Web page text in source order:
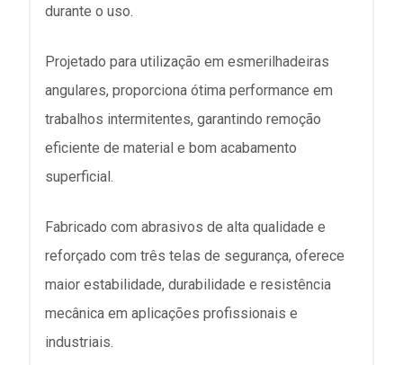
durante o uso.
Projetado para utilização em esmerilhadeiras
angulares, proporciona ótima performance em
trabalhos intermitentes, garantindo remoção
eficiente de material e bom acabamento
superficial.
Fabricado com abrasivos de alta qualidade e
reforçado com três telas de segurança, oferece
maior estabilidade, durabilidade e resistência
mecânica em aplicações profissionais e
industriais.